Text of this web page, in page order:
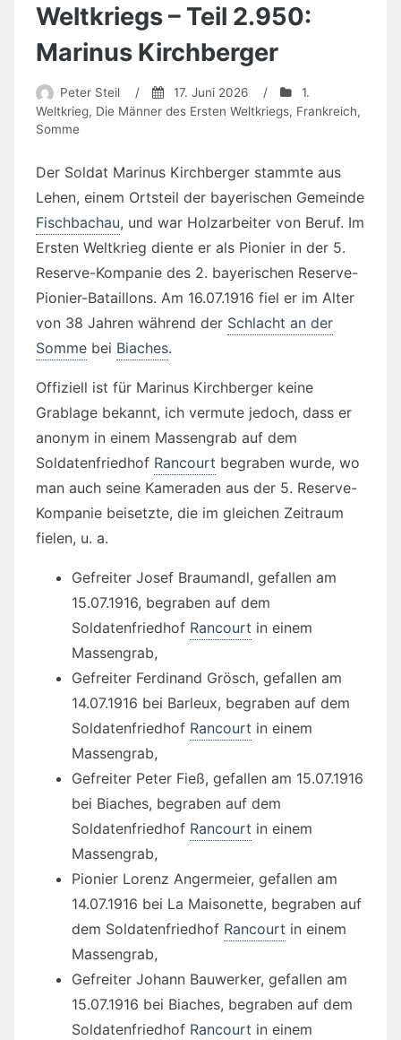
Weltkriegs – Teil 2.950:
Marinus Kirchberger
Peter Steil / 17. Juni 2026 /
1.
Weltkrieg, Die Männer des Ersten Weltkriegs, Frankreich,
Somme
Der Soldat Marinus Kirchberger stammte aus
Lehen, einem Ortsteil der bayerischen Gemeinde
Fischbachau, und war Holzarbeiter von Beruf. Im
Ersten Weltkrieg diente er als Pionier in der 5.
Reserve-Kompanie des 2. bayerischen Reserve-
Pionier-Bataillons. Am 16.07.1916 fiel er im Alter
von 38 Jahren während der Schlacht an der
Somme bei Biaches.
Offiziell ist für Marinus Kirchberger keine
Grablage bekannt, ich vermute jedoch, dass er
anonym in einem Massengrab auf dem
Soldatenfriedhof Rancourt begraben wurde, wo
man auch seine Kameraden aus der 5. Reserve-
Kompanie beisetzte, die im gleichen Zeitraum
fielen, u. a.
Gefreiter Josef Braumandl, gefallen am
15.07.1916, begraben auf dem
Soldatenfriedhof Rancourt in einem
Massengrab,
Gefreiter Ferdinand Grösch, gefallen am
14.07.1916 bei Barleux, begraben auf dem
Soldatenfriedhof Rancourt in einem
Massengrab,
Gefreiter Peter Fieß, gefallen am 15.07.1916
bei Biaches, begraben auf dem
Soldatenfriedhof Rancourt in einem
Massengrab,
Pionier Lorenz Angermeier, gefallen am
14.07.1916 bei La Maisonette, begraben auf
dem Soldatenfriedhof Rancourt in einem
Massengrab,
Gefreiter Johann Bauwerker, gefallen am
15.07.1916 bei Biaches, begraben auf dem
Soldatenfriedhof Rancourt in einem